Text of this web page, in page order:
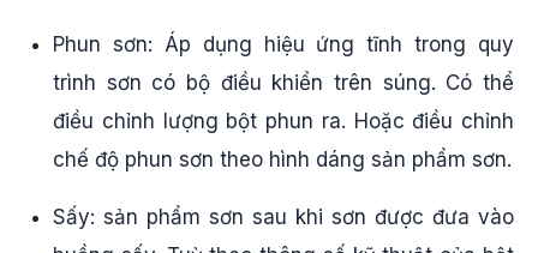
Phun sơn: Áp dụng hiệu ứng tĩnh trong quy
trình sơn có bộ điều khiển trên súng. Có thể
điều chỉnh lượng bột phun ra. Hoặc điều chỉnh
chế độ phun sơn theo hình dáng sản phẩm sơn.
Sấy: sản phẩm sơn sau khi sơn được đưa vào